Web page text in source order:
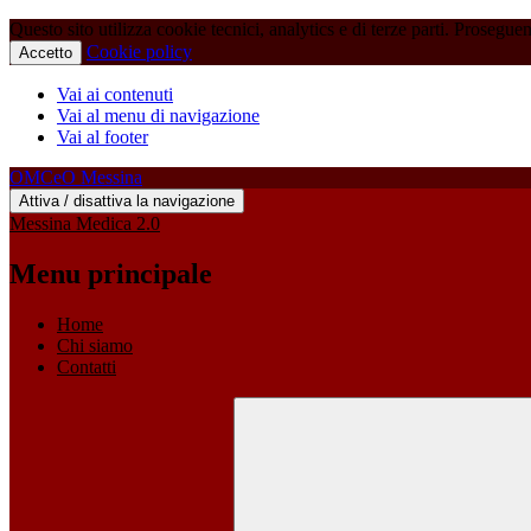
Questo sito utilizza cookie tecnici, analytics e di terze parti.
Accetto Cookie policy
Vai ai contenuti
Vai al menu di navigazione
Vai al footer
OMCeO Messina
Attiva / disattiva la navigazione
Messina Medica 2.0
Menu principale
Home
Chi siamo
Contatti